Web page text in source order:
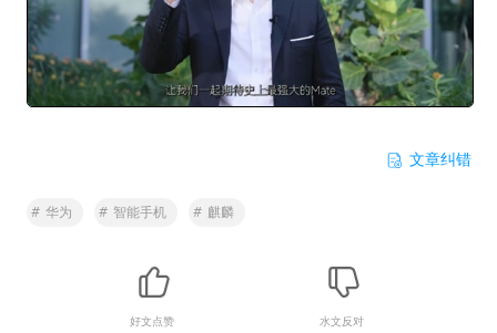
文章纠错
# 华为 # 智能手机 # 麒麟
好文点赞 水文反对